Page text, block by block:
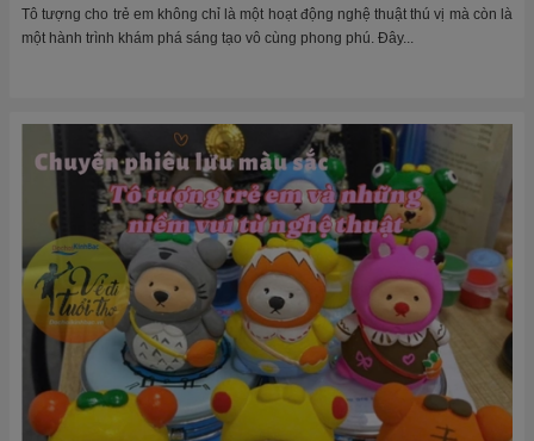
Tô tượng cho trẻ em không chỉ là một hoạt động nghệ thuật thú vị mà còn là
một hành trình khám phá sáng tạo vô cùng phong phú. Đây...